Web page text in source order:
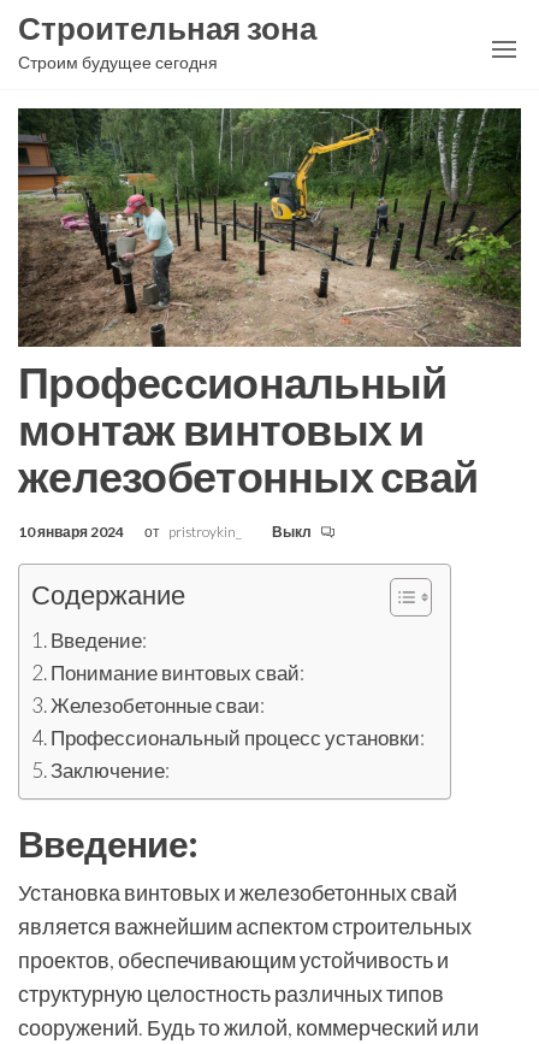
Перейти
Строительная зона
Строим будущее сегодня
Профессиональный
монтаж винтовых и
железобетонных свай
10 января 2024 от pristroykin_ Выкл
Содержание
Введение:
Понимание винтовых свай:
Железобетонные сваи:
Профессиональный процесс установки:
Заключение:
Введение:
Установка винтовых и железобетонных свай
является важнейшим аспектом строительных
проектов, обеспечивающим устойчивость и
структурную целостность различных типов
сооружений. Будь то жилой, коммерческий или